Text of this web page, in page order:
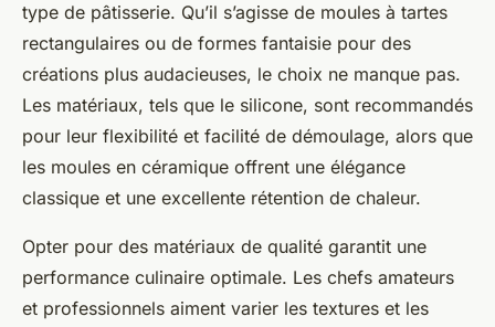
type de pâtisserie. Qu’il s’agisse de moules à tartes
rectangulaires ou de formes fantaisie pour des
créations plus audacieuses, le choix ne manque pas.
Les matériaux, tels que le silicone, sont recommandés
pour leur flexibilité et facilité de démoulage, alors que
les moules en céramique offrent une élégance
classique et une excellente rétention de chaleur.
Opter pour des matériaux de qualité garantit une
performance culinaire optimale. Les chefs amateurs
et professionnels aiment varier les textures et les